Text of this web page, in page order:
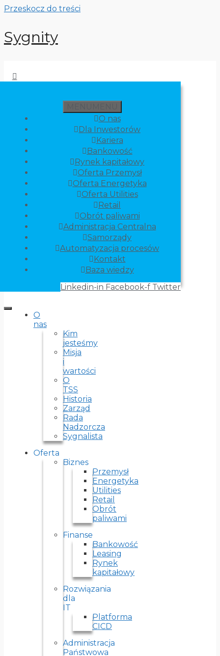
Przeskocz do treści
Sygnity
O nas
Dla Inwestorów
Kariera
Bankowość
Rynek kapitałowy
Oferta Przemysł
Oferta Energetyka
Oferta Utilities
Retail
Obrót paliwami
Administracja Centralna
Samorządy
Automatyzacja procesów
Kontakt
Baza wiedzy
Linkedin-in Facebook-f Twitter
O
nas
Kim
jesteśmy
Misja
i
wartości
O
TSS
Historia
Zarząd
Rada
Nadzorcza
Sygnalista
Oferta
Biznes
Przemysł
Energetyka
Utilities
Retail
Obrót
paliwami
Finanse
Bankowość
Leasing
Rynek
kapitałowy
Rozwiązania
dla
IT
Platforma
CICD
Administracja
Państwowa